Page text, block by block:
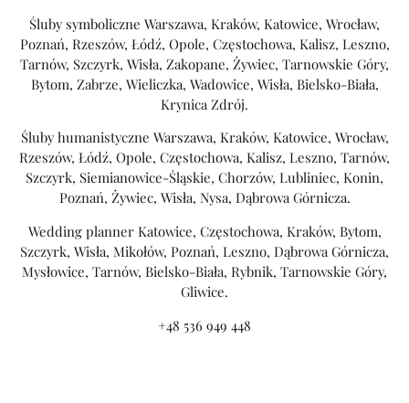
Śluby symboliczne Warszawa, Kraków, Katowice, Wrocław,
Poznań, Rzeszów, Łódź, Opole, Częstochowa, Kalisz, Leszno,
Tarnów, Szczyrk, Wisła, Zakopane, Żywiec, Tarnowskie Góry,
Bytom, Zabrze, Wieliczka, Wadowice, Wisła, Bielsko-Biała,
Krynica Zdrój.
Śluby humanistyczne Warszawa, Kraków, Katowice, Wrocław,
Rzeszów, Łódź, Opole, Częstochowa, Kalisz, Leszno, Tarnów,
Szczyrk, Siemianowice-Śląskie, Chorzów, Lubliniec, Konin,
Poznań, Żywiec, Wisła, Nysa, Dąbrowa Górnicza.
Wedding planner Katowice, Częstochowa, Kraków, Bytom,
Szczyrk, Wisła, Mikołów, Poznań, Leszno, Dąbrowa Górnicza,
Mysłowice, Tarnów, Bielsko-Biała, Rybnik, Tarnowskie Góry,
Gliwice.
+48 536 949 448